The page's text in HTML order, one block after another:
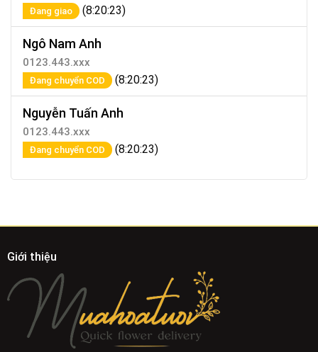
Đang giao (8:20:23)
Ngô Nam Anh
0123.443.xxx
Đang chuyển COD (8:20:23)
Nguyễn Tuấn Anh
0123.443.xxx
Đang chuyển COD (8:20:23)
Giới thiệu